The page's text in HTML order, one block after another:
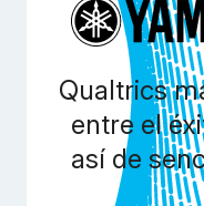
Qualtrics
entre el
así de